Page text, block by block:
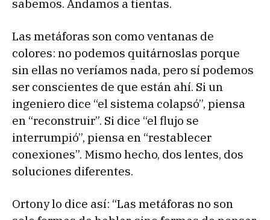
sabemos. Andamos a tientas.
Las metáforas son como ventanas de
colores: no podemos quitárnoslas porque
sin ellas no veríamos nada, pero sí podemos
ser conscientes de que están ahí. Si un
ingeniero dice “el sistema colapsó”, piensa
en “reconstruir”. Si dice “el flujo se
interrumpió”, piensa en “restablecer
conexiones”. Mismo hecho, dos lentes, dos
soluciones diferentes.
Ortony lo dice así: “Las metáforas no son